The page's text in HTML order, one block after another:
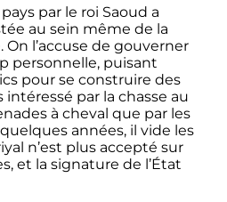
par le roi Saoud a
au sein même de la
l’accuse de gouverner
personnelle, puisant
pour se construire des
intéressé par la chasse au
à cheval que par les
années, il vide les
n’est plus accepté sur
et la signature de l’État